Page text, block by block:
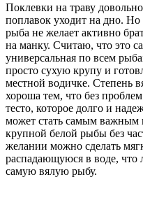
Поклевки на траву
поплавок уходит на дно.
рыба не желает активно
на манку. Считаю, что это
универсальная по всем
просто сухую крупу и
местной водичке. Степень
хороша тем, что без
тесто, которое долго и
может стать самым
крупной белой рыбы без
желании можно сделать
распадающуюся в воде, что
самую вялую рыбу.